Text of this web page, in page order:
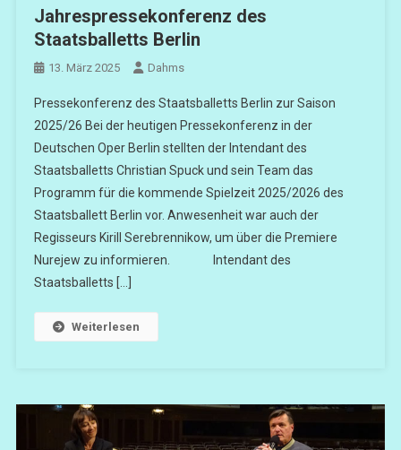
Jahrespressekonferenz des
Staatsballetts Berlin
13. März 2025 Dahms
Pressekonferenz des Staatsballetts Berlin zur Saison
2025/26 Bei der heutigen Pressekonferenz in der
Deutschen Oper Berlin stellten der Intendant des
Staatsballetts Christian Spuck und sein Team das
Programm für die kommende Spielzeit 2025/2026 des
Staatsballett Berlin vor. Anwesenheit war auch der
Regisseurs Kirill Serebrennikow, um über die Premiere
Nurejew zu informieren. Intendant des
Staatsballetts […]
Weiterlesen